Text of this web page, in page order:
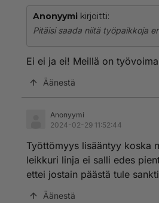
Anonyymi kirjoitti:
Pitäisi saada niitä työpaikkoja
Ei ei ja ei! Meillä on
Äänestä
Anonyymi
2024-02-29 11:52:44
Työttömyys lisääntyy koska
leikkuri linja ei salli edes
ettei jostain päästä tule
Äänestä